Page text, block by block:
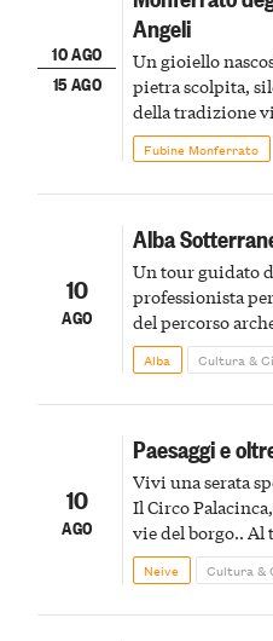
10 AGO
15 AGO
Angeli
Un gioiello
pietra scolpita,
della tradizione
Fubine Monferrato
10
AGO
Alba
Un tour guidato
professionista
del percorso
Alba Cultura &
10
AGO
Paesaggi e
Vivi una serata
Il Circo
vie del borgo.. Al
Winery offrirà
spumanti.
Neive Cultura &